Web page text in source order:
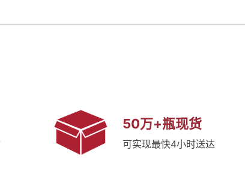
50万+瓶现货
可实现最快4小时送达